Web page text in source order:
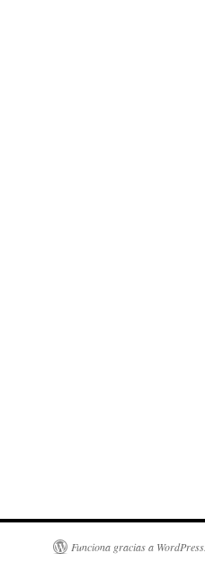
Funciona gracias a WordPress.